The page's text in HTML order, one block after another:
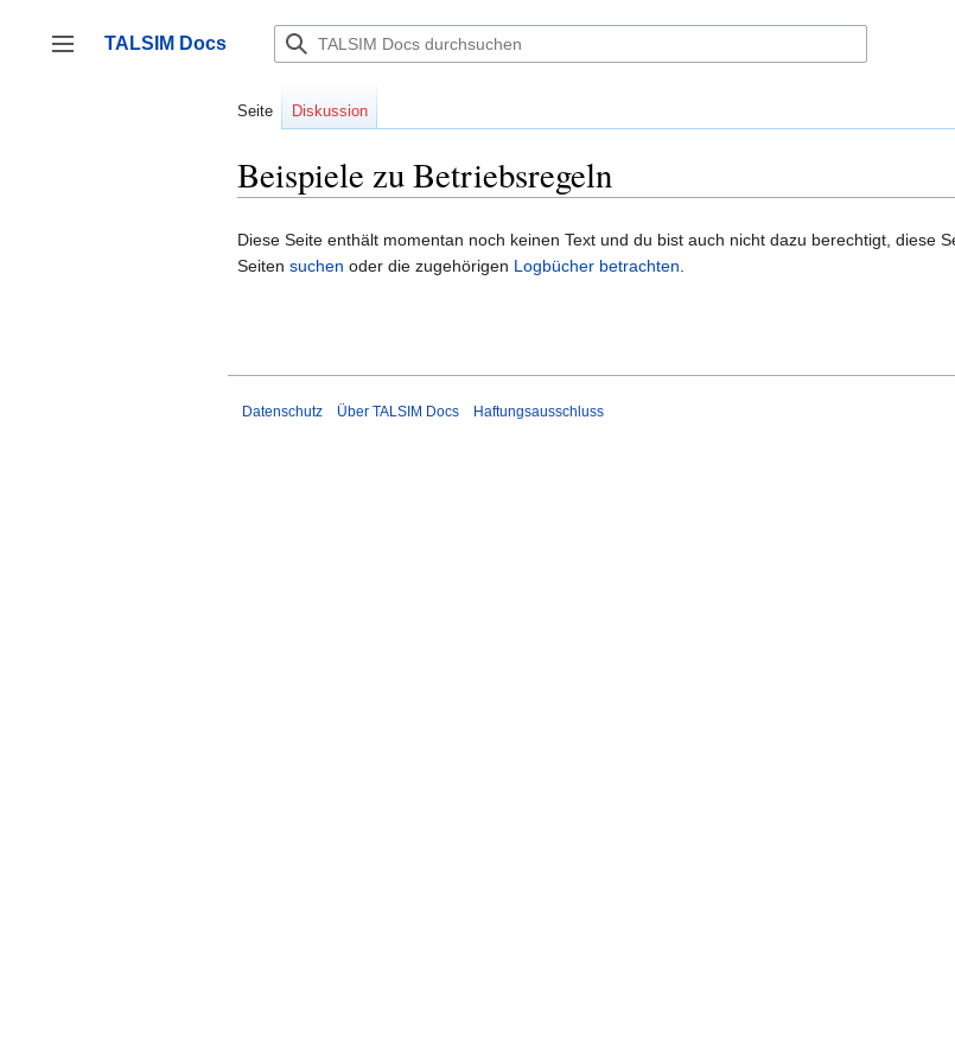
springen
Seitenleiste umschalten
TALSIM Docs
Seite Diskussion
Beispiele zu Betriebsregeln
Diese Seite enthält momentan noch keinen Text und du bist auch nicht dazu berechtigt, diese
Seiten suchen oder die zugehörigen Logbücher betrachten
Datenschutz Über TALSIM Docs Haftungsausschluss